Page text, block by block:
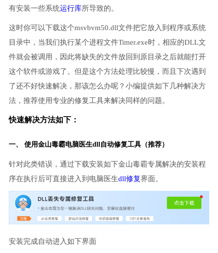
有安装一些系统运行库所导致的。
这时你可以下载这个msvbvm50.dll文件把它放入到程序或系统
目录中，当我们执行某个进程文件Timer.exe时，相应的DLL文
件就会被调用，因此将缺失的文件放回到原目录之后就能打开
这个软件或游戏了。但是这个方法处理比较慢，而且下次遇到
了还不好快速解决，那该怎么办呢？小编提供如下几种解决方
法，推荐使用专业的修复工具来解决同样的问题。
快速解决方法如下：
一、 使用金山毒霸电脑医生dll自动修复工具（推荐）
针对此类错误，通过下载安装如下金山毒霸专属解决的安装程
序在执行后可直接进入到电脑医生dll修复界面。
安装完成自动进入如下界面